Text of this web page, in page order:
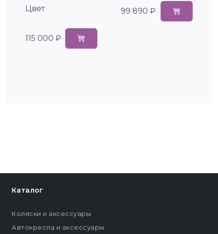
Цвет
115 000 ₽
99 890 ₽
Каталог
Коляски и аксессуары
Автокресла и аксессуары